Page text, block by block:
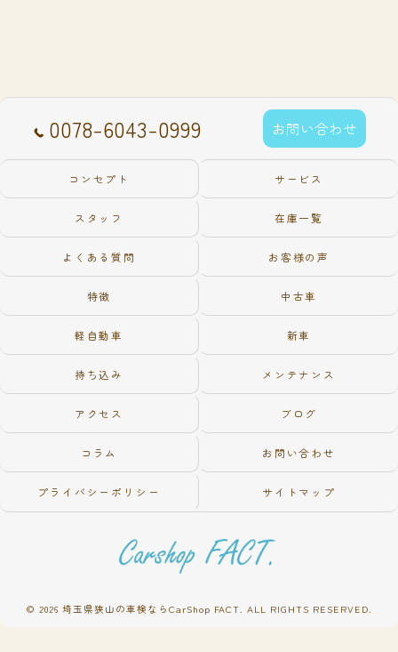
0078-6043-0999 お問い合わせ
コンセプト サービス
スタッフ 在庫一覧
よくある質問 お客様の声
特徴 中古車
軽自動車 新車
持ち込み メンテナンス
アクセス ブログ
コラム お問い合わせ
プライバシーポリシー サイトマップ
© 2026 埼玉県狭山の車検ならCarShop FACT. ALL RIGHTS RESERVED.